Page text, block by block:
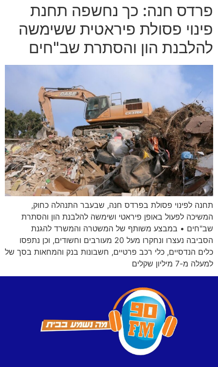
פרדס חנה: כך נחשפה תחנת
פינוי פסולת פיראטית ששימשה
להלבנת הון והסתרת שב"חים
תחנה לפינוי פסולת בפרדס חנה, שבעבר התנהלה כחוק,
המשיכה לפעול באופן פיראטי ושימשה להלבנת הון והסתרת
שב"חים • במבצע משותף של המשטרה והמשרד להגנת
הסביבה נעצרו ונחקרו מעל 20 מעורבים וחשודים, וכן נתפסו
כלים הנדסיים, כלי רכב פרטיים, חשבונות בנק והמחאות בסך של
למעלה מ-7 מיליון שקלים